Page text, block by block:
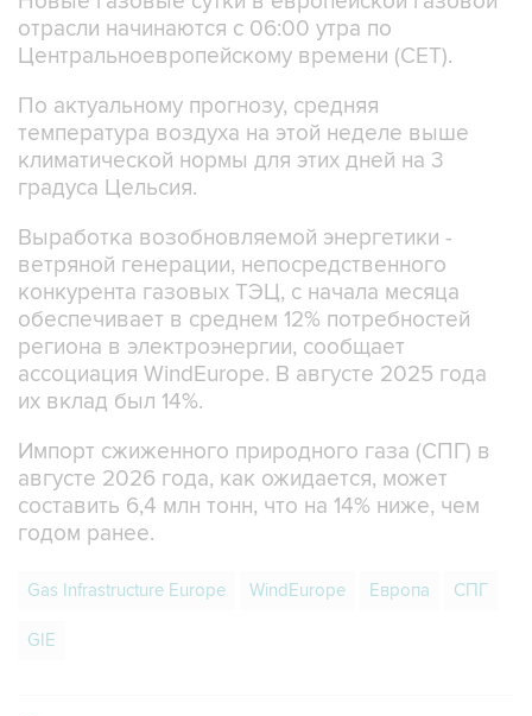
отрасли начинаются c 06:00 утра по
Центральноевропейскому времени (CET).
По актуальному прогнозу, средняя
температура воздуха на этой неделе выше
климатической нормы для этих дней на 3
градуса Цельсия.
Выработка возобновляемой энергетики -
ветряной генерации, непосредственного
конкурента газовых ТЭЦ, с начала месяца
обеспечивает в среднем 12% потребностей
региона в электроэнергии, сообщает
ассоциация WindEurope. В августе 2025 года
их вклад был 14%.
Импорт сжиженного природного газа (СПГ) в
августе 2026 года, как ожидается, может
составить 6,4 млн тонн, что на 14% ниже, чем
годом ранее.
Gas Infrastructure Europe WindEurope Европа СПГ
GIE